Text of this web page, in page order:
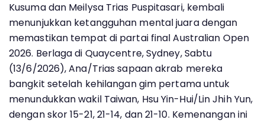
Kusuma dan Meilysa Trias Puspitasari, kembali
menunjukkan ketangguhan mental juara dengan
memastikan tempat di partai final Australian Open
2026. Berlaga di Quaycentre, Sydney, Sabtu
(13/6/2026), Ana/Trias sapaan akrab mereka
bangkit setelah kehilangan gim pertama untuk
menundukkan wakil Taiwan, Hsu Yin-Hui/Lin Jhih Yun,
dengan skor 15-21, 21-14, dan 21-10. Kemenangan ini